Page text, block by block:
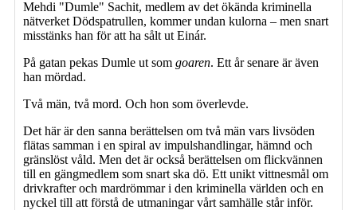
Mehdi "Dumle" Sachit, medlem av det ökända kriminella
nätverket Dödspatrullen, kommer undan kulorna – men snart
misstänks han för att ha sålt ut Einár.
På gatan pekas Dumle ut som goaren. Ett år senare är även
han mördad.
Två män, två mord. Och hon som överlevde.
Det här är den sanna berättelsen om två män vars livsöden
flätas samman i en spiral av impulshandlingar, hämnd och
gränslöst våld. Men det är också berättelsen om flickvännen
till en gängmedlem som snart ska dö. Ett unikt vittnesmål om
drivkrafter och mardrömmar i den kriminella världen och en
nyckel till att förstå de utmaningar vårt samhälle står inför.